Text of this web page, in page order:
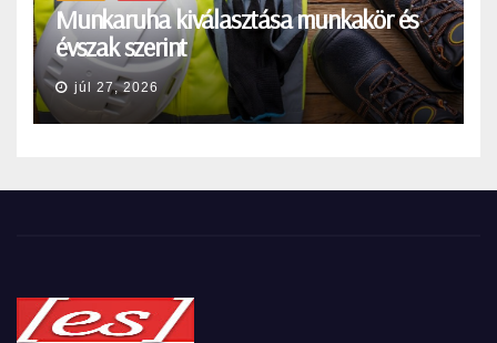
Munkaruha kiválasztása munkakör és
évszak szerint
júl 27, 2026